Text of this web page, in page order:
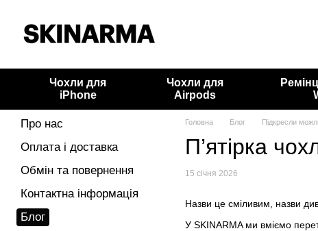
Чохли для
iPhone
Чохли для
Airpods
Головна Блог Підкресли
П’ятірка
15 січня 2026
Назви це сміливим, назви
У SKINARMA ми вміємо
Про нас
Оплата і доставка
Обмін та повернення
Контактна інформація
Блог